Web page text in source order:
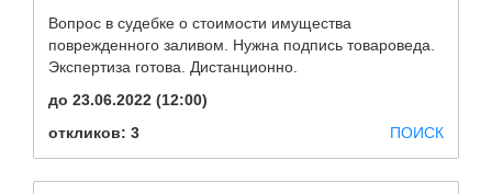
Вопрос в судебке о стоимости имущества
поврежденного заливом. Нужна подпись товароведа.
Экспертиза готова. Дистанционно.
до 23.06.2022 (12:00)
откликов: 3
ПОИСК